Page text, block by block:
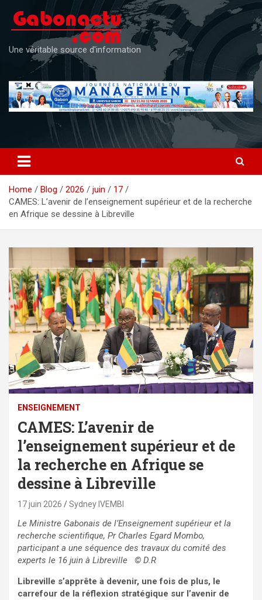
content
Une véritable source d'information
Home Blog 2026 juin
17
CAMES: L’avenir de l’enseignement supérieur et de la recherche
en Afrique se dessine à Libreville
ENSEIGNEMENT
CAMES: L’avenir de
l’enseignement supérieur et de
la recherche en Afrique se
dessine à Libreville
17 juin 2026 Sydney IVEMBI
Le Ministre Gabonais de l’Enseignement supérieur et la
recherche scientifique, Pr Charles Egard Mombo,
participant a une séquence des travaux du comité des
experts le 16 juin à Libreville
© D.R
Libreville s’apprête à devenir, une fois de plus, le
carrefour de la réflexion stratégique sur l’avenir de